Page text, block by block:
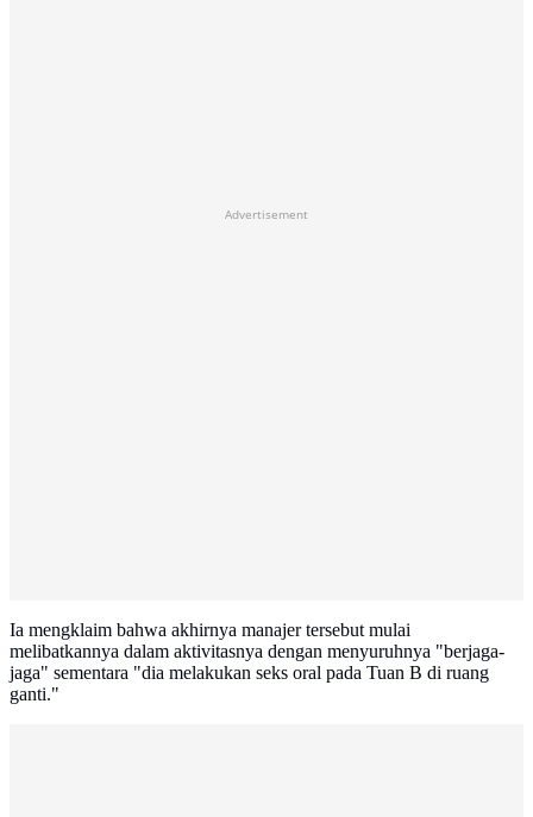
Advertisement
Ia mengklaim bahwa akhirnya manajer tersebut mulai
melibatkannya dalam aktivitasnya dengan menyuruhnya "berjaga-
jaga" sementara "dia melakukan seks oral pada Tuan B di ruang
ganti."